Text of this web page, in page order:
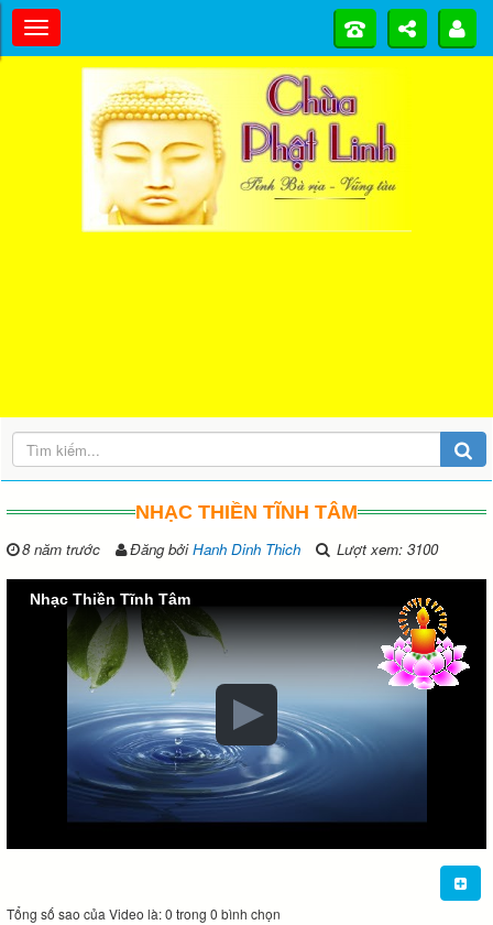
NHẠC THIỀN TĨNH TÂM
8 năm trước Đăng bởiHanh Dinh Thich Lượt xem: 3100
Nhạc Thiền Tĩnh Tâm
Tổng số sao của Video là: 0 trong 0 bình chọn